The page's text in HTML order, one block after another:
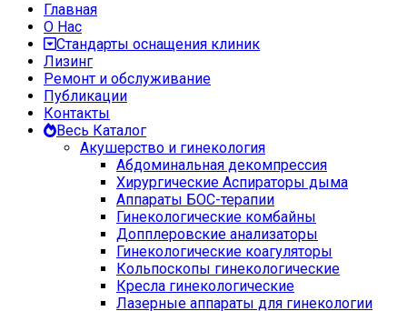
Главная
О Нас
Стандарты оснащения клиник
Лизинг
Ремонт и обслуживание
Публикации
Контакты
Весь Каталог
Акушерство и гинекология
Абдоминальная декомпрессия
Хирургические Аспираторы дыма
Аппараты БОС-терапии
Гинекологические комбайны
Допплеровские анализаторы
Гинекологические коагуляторы
Кольпоскопы гинекологические
Кресла гинекологические
Лазерные аппараты для гинекологии